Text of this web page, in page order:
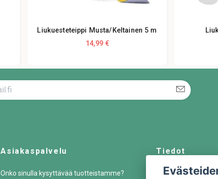
Liukuesteteippi Musta/Keltainen 5 m
14,99 €
Asiakaspalvelu
Onko sinulla kysyttävää tuotteistamme?
Tiedot
Meistä